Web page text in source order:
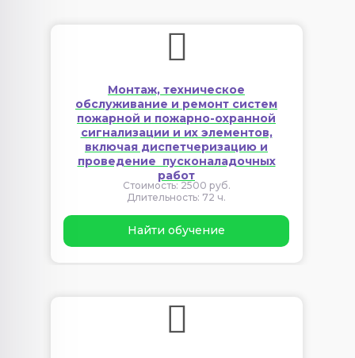
Монтаж, техническое
обслуживание и ремонт систем
пожарной и пожарно-охранной
сигнализации и их элементов,
включая диспетчеризацию и
проведение пусконаладочных
работ
Стоимость: 2500 руб.
Длительность: 72 ч.
Найти обучение